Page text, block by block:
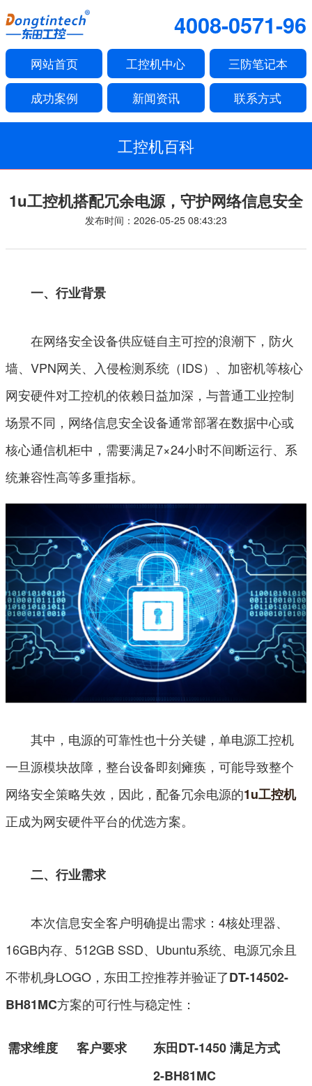
4008-0571-96
网站首页 工控机中心 三防笔记本
成功案例 新闻资讯 联系方式
工控机百科
1u工控机搭配冗余电源，守护网络信息安全
发布时间：2026-05-25 08:43:23
一、行业背景
在网络安全设备供应链自主可控的浪潮下，防火
墙、VPN网关、入侵检测系统（IDS）、加密机等核心
网安硬件对工控机的依赖日益加深，与普通工业控制
场景不同，网络信息安全设备通常部署在数据中心或
核心通信机柜中，需要满足7×24小时不间断运行、系
统兼容性高等多重指标。
其中，电源的可靠性也十分关键，单电源工控机
一旦源模块故障，整台设备即刻瘫痪，可能导致整个
网络安全策略失效，因此，配备冗余电源的1u工控机
正成为网安硬件平台的优选方案。
二、行业需求
本次信息安全客户明确提出需求：4核处理器、
16GB内存、512GB SSD、Ubuntu系统、电源冗余且
不带机身LOGO，东田工控推荐并验证了DT-14502-
BH81MC方案的可行性与稳定性：
需求维度 客户要求
东田DT-1450
2-BH81MC
满足方式